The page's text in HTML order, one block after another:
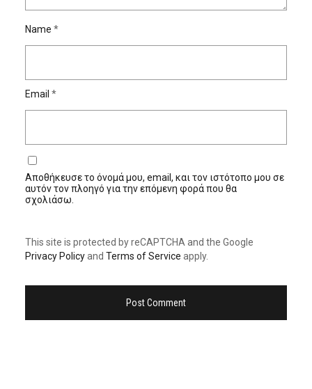
Name *
Email *
Αποθήκευσε το όνομά μου, email, και τον ιστότοπο μου σε
αυτόν τον πλοηγό για την επόμενη φορά που θα
σχολιάσω.
This site is protected by reCAPTCHA and the Google
Privacy Policyand Terms of Service apply.